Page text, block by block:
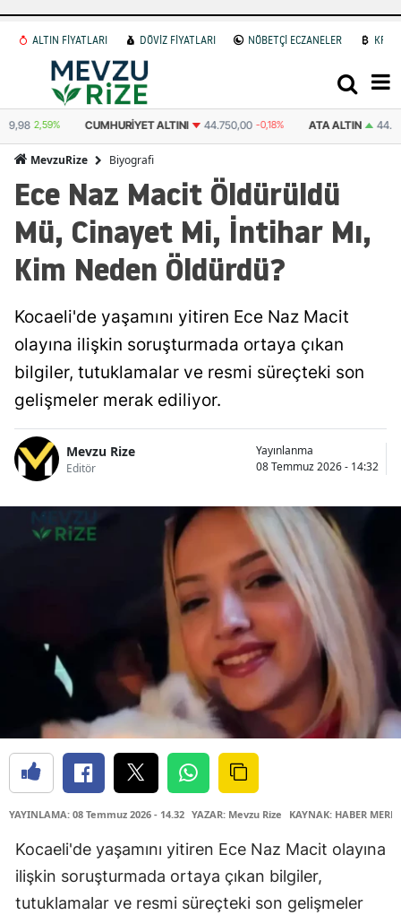
ALTIN FİYATLARI DÖVİZ FİYATLARI NÖBETÇİ ECZANELER
44.750,00 -0,18% ATA ALTIN 44.507,00 2,54% DOLAR 47,7436
MevzuRize Biyografi
Ece Naz Macit Öldürüldü
Mü, Cinayet Mi, İntihar Mı,
Kim Neden Öldürdü?
Kocaeli'de yaşamını yitiren Ece Naz Macit
olayına ilişkin soruşturmada ortaya çıkan
bilgiler, tutuklamalar ve resmi süreçteki son
gelişmeler merak ediliyor.
Mevzu Rize
Editör
Yayınlanma
08 Temmuz 2026 - 14:32
YAYINLAMA: 08 Temmuz 2026 - 14.32 YAZAR: Mevzu Rize KAYNAK: HABER
Kocaeli'de yaşamını yitiren Ece Naz Macit olayına
ilişkin soruşturmada ortaya çıkan bilgiler,
tutuklamalar ve resmi süreçteki son gelişmeler